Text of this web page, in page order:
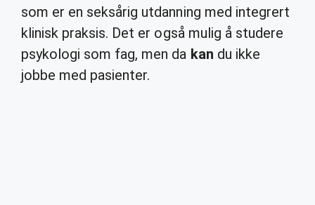
som er en seksårig utdanning med integrert
klinisk praksis. Det er også mulig å studere
psykologi som fag, men da kan du ikke
jobbe med pasienter.